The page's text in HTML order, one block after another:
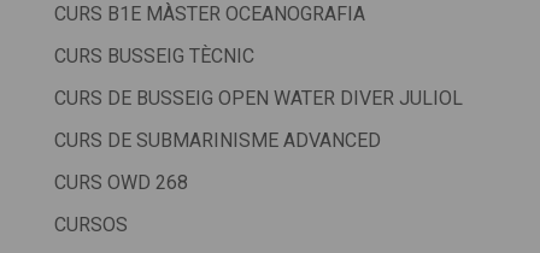
CURS B1E MÀSTER OCEANOGRAFIA
CURS BUSSEIG TÈCNIC
CURS DE BUSSEIG OPEN WATER DIVER JULIOL
CURS DE SUBMARINISME ADVANCED
CURS OWD 268
CURSOS